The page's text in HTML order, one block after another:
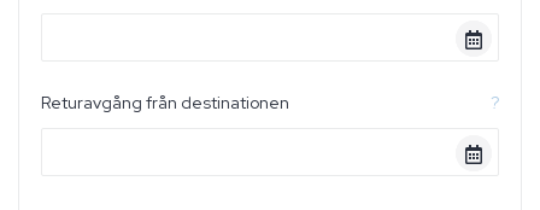
Returavgång från destinationen ?